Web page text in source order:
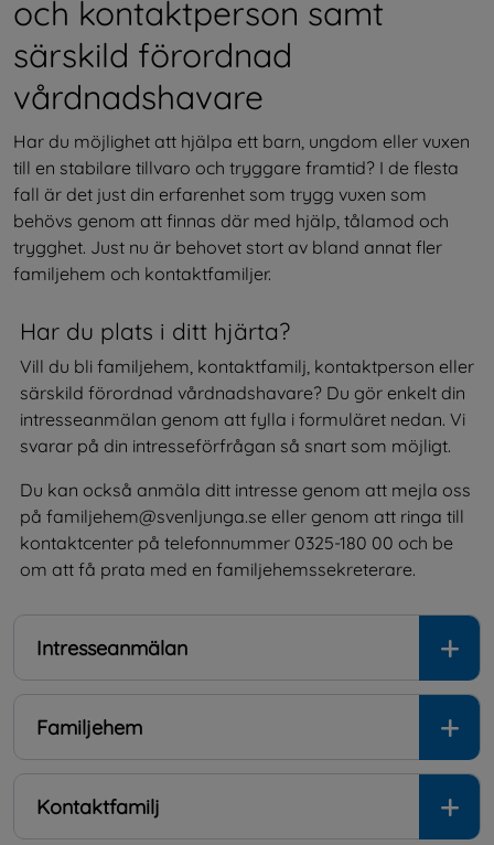
och kontaktperson samt
särskild förordnad
vårdnadshavare
Har du möjlighet att hjälpa ett barn, ungdom eller vuxen
till en stabilare tillvaro och tryggare framtid? I de flesta
fall är det just din erfarenhet som trygg vuxen som
behövs genom att finnas där med hjälp, tålamod och
trygghet. Just nu är behovet stort av bland annat fler
familjehem och kontaktfamiljer.
Har du plats i ditt hjärta?
Vill du bli familjehem, kontaktfamilj, kontaktperson eller
särskild förordnad vårdnadshavare? Du gör enkelt din
intresseanmälan genom att fylla i formuläret nedan. Vi
svarar på din intresseförfrågan så snart som möjligt.
Du kan också anmäla ditt intresse genom att mejla oss
på familjehem@svenljunga.se eller genom att ringa till
kontaktcenter på telefonnummer 0325-180 00 och be
om att få prata med en familjehemssekreterare.
Intresseanmälan
Familjehem
Kontaktfamilj